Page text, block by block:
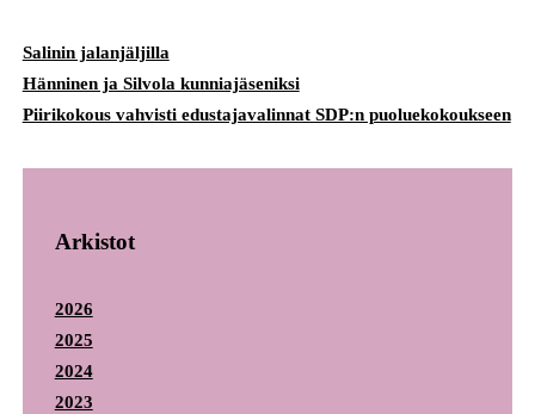
Salinin jalanjäljilla
Hänninen ja Silvola kunniajäseniksi
Piirikokous vahvisti edustajavalinnat SDP:n puoluekokoukseen
Arkistot
2026
2025
2024
2023